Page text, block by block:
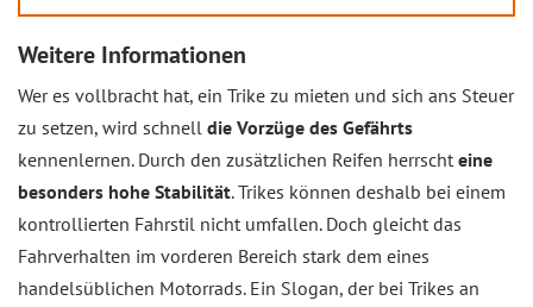
Weitere Informationen
Wer es vollbracht hat, ein Trike zu mieten und sich ans Steuer
zu setzen, wird schnell die Vorzüge des Gefährts
kennenlernen. Durch den zusätzlichen Reifen herrscht eine
besonders hohe Stabilität. Trikes können deshalb bei einem
kontrollierten Fahrstil nicht umfallen. Doch gleicht das
Fahrverhalten im vorderen Bereich stark dem eines
handelsüblichen Motorrads. Ein Slogan, der bei Trikes an